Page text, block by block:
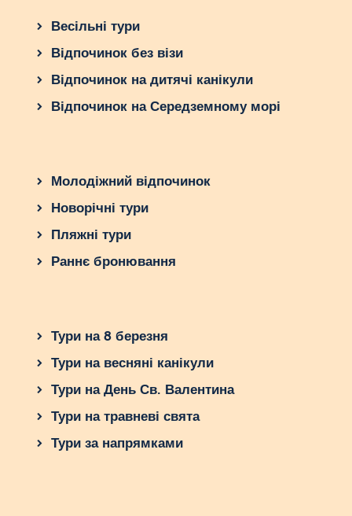
Весільні тури
Відпочинок без візи
Відпочинок на дитячі канікули
Відпочинок на Середземному морі
Молодіжний відпочинок
Новорічні тури
Пляжні тури
Раннє бронювання
Тури на 8 березня
Тури на весняні канікули
Тури на День Св. Валентина
Тури на травневі свята
Тури за напрямками